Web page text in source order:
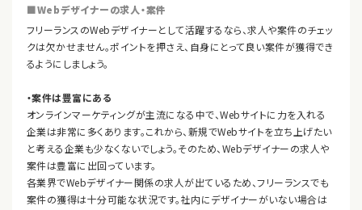
■Webデザイナーの求人・案件
フリーランスのWebデザイナーとして活躍するなら、求人や案件のチェッ
クは欠かせません。ポイントを押さえ、自身にとって良い案件が獲得でき
るようにしましょう。
・案件は豊富にある
オンラインマーケティングが主流になる中で、Webサイトに力を入れる
企業は非常に多くあります。これから、新規でWebサイトを立ち上げたい
と考える企業も少なくないでしょう。そのため、Webデザイナーの求人や
案件は豊富に出回っています。
各業界でWebデザイナー関係の求人が出ているため、フリーランスでも
案件の獲得は十分可能な状況です。社内にデザイナーがいない場合は